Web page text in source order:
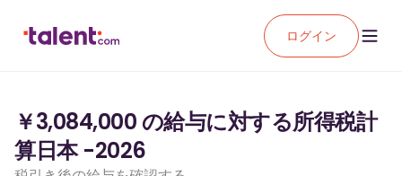
ログイン
￥3,084,000 の給与に対する所得税計
算日本 -2026